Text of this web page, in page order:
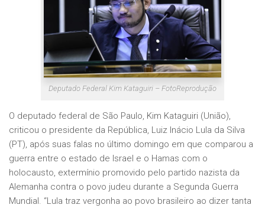
Deputado Federal Kim Kataguiri – FotoReprodução
O deputado federal de São Paulo, Kim Kataguiri (União),
criticou o presidente da República, Luiz Inácio Lula da Silva
(PT), após suas falas no último domingo em que comparou a
guerra entre o estado de Israel e o Hamas com o
holocausto, extermínio promovido pelo partido nazista da
Alemanha contra o povo judeu durante a Segunda Guerra
Mundial. “Lula traz vergonha ao povo brasileiro ao dizer tanta